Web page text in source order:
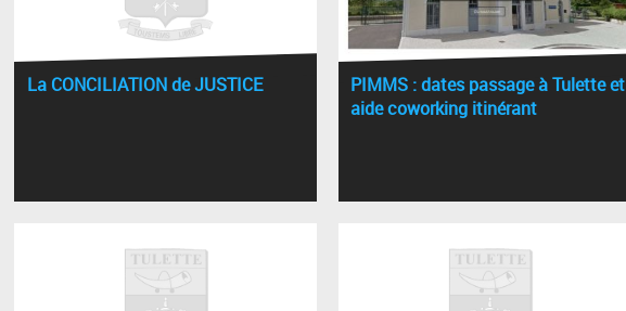
La CONCILIATION de JUSTICE
PIMMS : dates passage à Tulette et
aide coworking itinérant